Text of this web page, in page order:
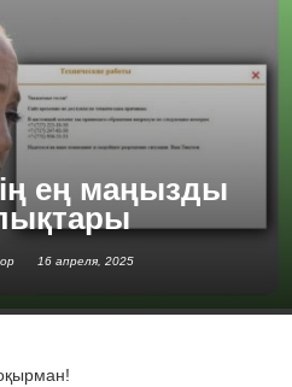
ең маңызды
16 апреля, 2025